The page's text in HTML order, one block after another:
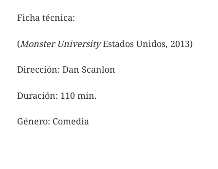
Ficha técnica:
(Monster UniversityEstados Unidos, 2013)
Dirección: Dan Scanlon
Duración: 110 min.
Género: Comedia